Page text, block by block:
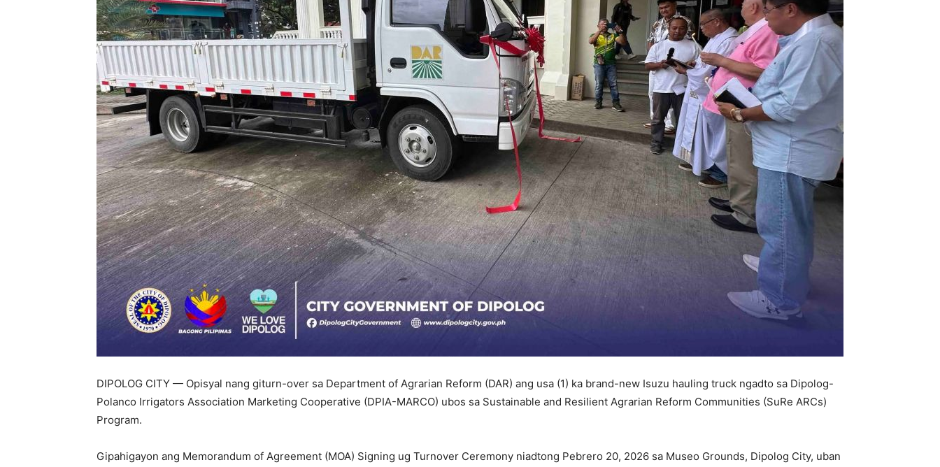
DIPOLOG CITY — Opisyal nang giturn-over sa Department of Agrarian Reform (DAR) ang usa (1) ka brand-new Isuzu hauling truck ngadto sa Dipolog-
Polanco Irrigators Association Marketing Cooperative (DPIA-MARCO) ubos sa Sustainable and Resilient Agrarian Reform Communities (SuRe ARCs)
Program.
Gipahigayon ang Memorandum of Agreement (MOA) Signing ug Turnover Ceremony niadtong Pebrero 20, 2026 sa Museo Grounds, Dipolog City, uban